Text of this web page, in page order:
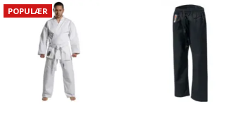
POPULÆR